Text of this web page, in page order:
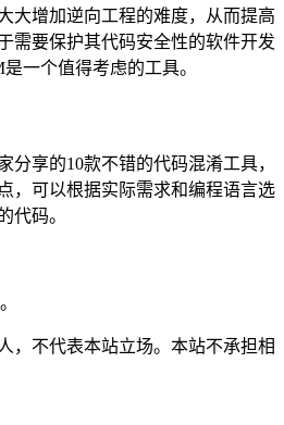
大增加逆向工程的难度，从而提高
需要保护其代码安全性的软件开发
一个值得考虑的工具。
分享的10款不错的代码混淆工具，
，可以根据实际需求和编程语言选
代码。
，不代表本站立场。本站不承担相